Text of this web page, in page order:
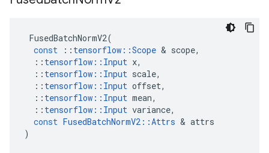
FusedBatchNormV2(
const
:: tensorflow ::Scope & scope,
:: tensorflow :: Input x,
:: tensorflow :: Input scale,
:: tensorflow :: Input offset,
:: tensorflow :: Input mean,
:: tensorflow :: Input variance,
const FusedBatchNormV2 ::Attrs & attrs
)